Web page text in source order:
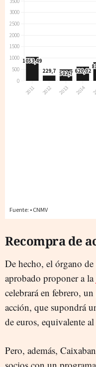
Recompra de
De hecho, el órgano
aprobado proponer a la
celebrará en febrero,
acción, que supondrá
de euros, equivalente
Pero, además,